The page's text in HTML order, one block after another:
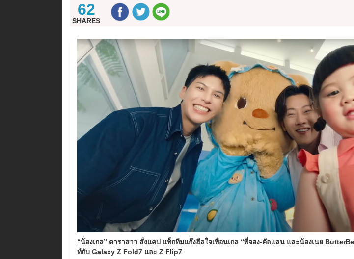
62
SHARES
“น้องเกล” ดาราสาว สั่งแคป แท็กทีมแก๊งฮีลใจเพื่อนเกล “พี่จอง-คัลแลน และน้องเนย
ท์กับ Galaxy Z Fold7 และ Z Flip7